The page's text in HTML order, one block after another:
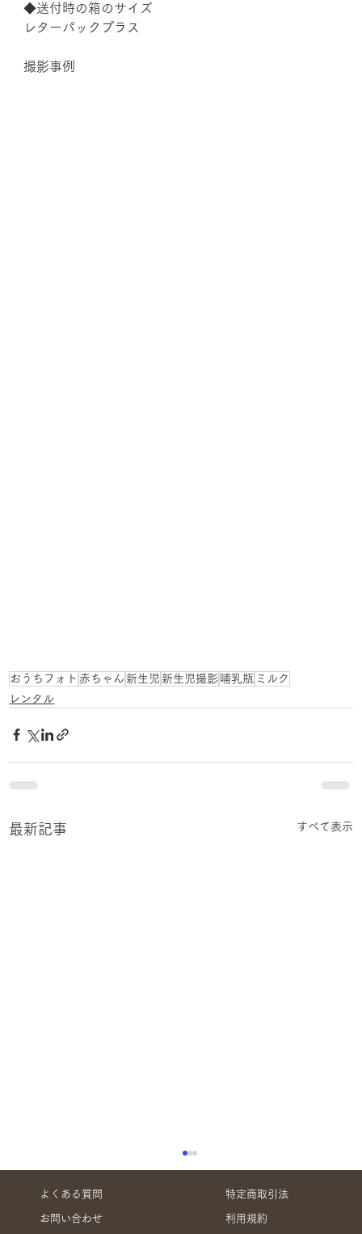
◆送付時の箱のサイズ
レターパックプラス
撮影事例
おうちフォト 赤ちゃん 新生児 新生児撮影 哺乳瓶 ミルク
レンタル
最新記事 すべて表示
よくある質問
お問い合わせ
特定商取引法
利用規約